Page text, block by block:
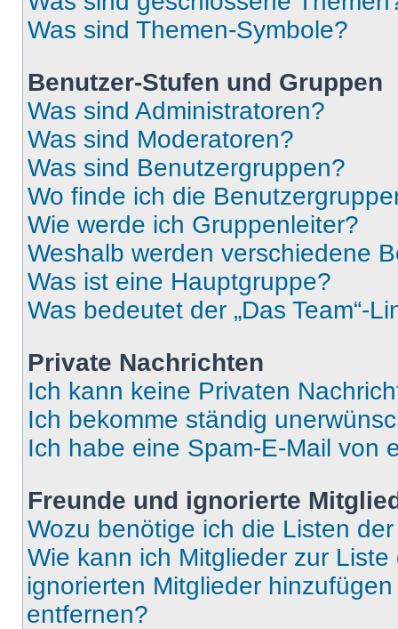
Was sind Themen-Symbole?
Benutzer-Stufen und Gruppen
Was sind Administratoren?
Was sind Moderatoren?
Was sind Benutzergruppen?
Wo finde ich die
Wie werde ich Gruppenleiter?
Weshalb werden verschiedene
Was ist eine Hauptgruppe?
Was bedeutet der „Das Team“-
Private Nachrichten
Ich kann keine Privaten
Ich bekomme ständig
Ich habe eine Spam-E-Mail von
Freunde und ignorierte
Wozu benötige ich die Listen
Wie kann ich Mitglieder zur
ignorierten Mitglieder
entfernen?